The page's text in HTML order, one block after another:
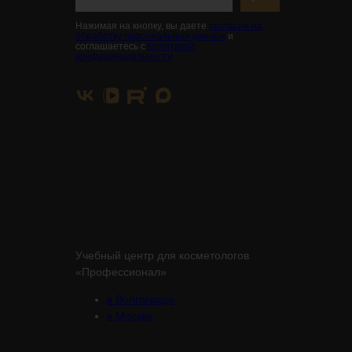
Нажимая на кнопку, вы даете согласие на
обработку персональных данных и
соглашаетесь с политикой
конфиденциальности
Учебный центр для косметологов
«Профессионал»
в Волгограде
в Москве